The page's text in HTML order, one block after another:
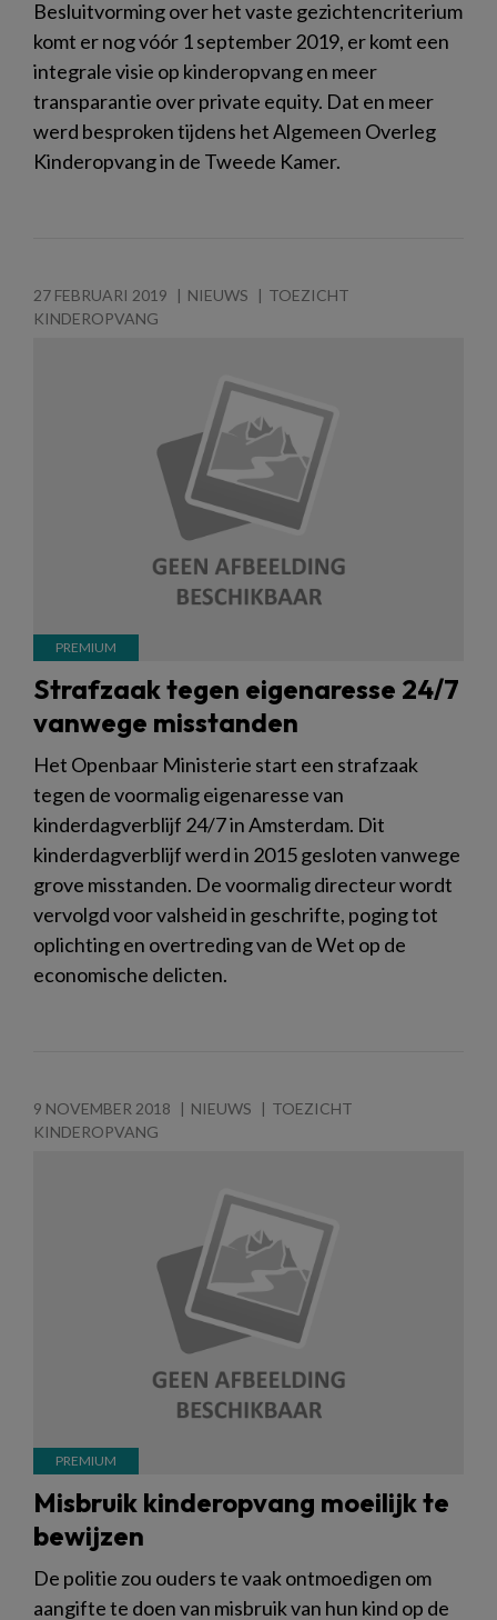
Besluitvorming over het vaste gezichtencriterium
komt er nog vóór 1 september 2019, er komt een
integrale visie op kinderopvang en meer
transparantie over private equity. Dat en meer
werd besproken tijdens het Algemeen Overleg
Kinderopvang in de Tweede Kamer.
27 FEBRUARI 2019 NIEUWS
TOEZICHT
KINDEROPVANG
Strafzaak tegen eigenaresse 24/7
vanwege misstanden
Het Openbaar Ministerie start een strafzaak
tegen de voormalig eigenaresse van
kinderdagverblijf 24/7 in Amsterdam. Dit
kinderdagverblijf werd in 2015 gesloten vanwege
grove misstanden. De voormalig directeur wordt
vervolgd voor valsheid in geschrifte, poging tot
oplichting en overtreding van de Wet op de
economische delicten.
9 NOVEMBER 2018 NIEUWS
TOEZICHT
KINDEROPVANG
Misbruik kinderopvang moeilijk te
bewijzen
De politie zou ouders te vaak ontmoedigen om
aangifte te doen van misbruik van hun kind op de